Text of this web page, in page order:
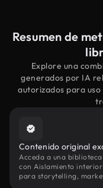
Resumen de
Explore una
generados por IA
autorizados para
Contenido original
Acceda a una
con Aislamiento
para storytelling,